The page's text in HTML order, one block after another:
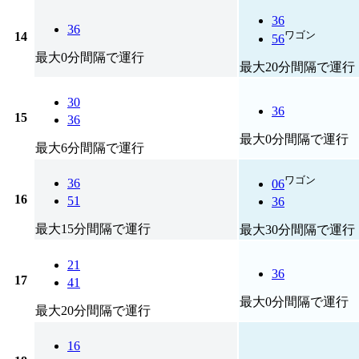
14
36
最大0分間隔で運行
36
56ワゴン
最大20分間隔で運行
15
30
36
最大6分間隔で運行
36
最大0分間隔で運行
16
36
51
最大15分間隔で運行
06ワゴン
36
最大30分間隔で運行
17
21
41
最大20分間隔で運行
36
最大0分間隔で運行
16